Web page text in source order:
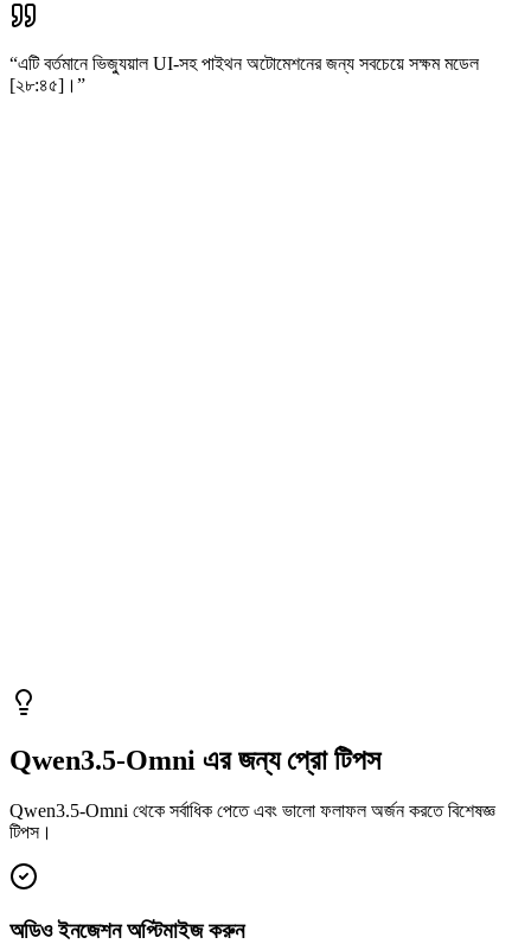
“এটি বর্তমানে ভিজ্যুয়াল UI-সহ পাইথন অটোমেশনের জন্য সবচেয়ে সক্ষম মডেল
[২৮:৪৫]। ”
Qwen3.5-Omni এর জন্য প্রো টিপস
Qwen3.5-Omni থেকে সর্বাধিক পেতে এবং ভালো ফলাফল অর্জন করতে বিশেষজ্ঞ
টিপস।
অডিও ইনজেশন অপ্টিমাইজ করুন